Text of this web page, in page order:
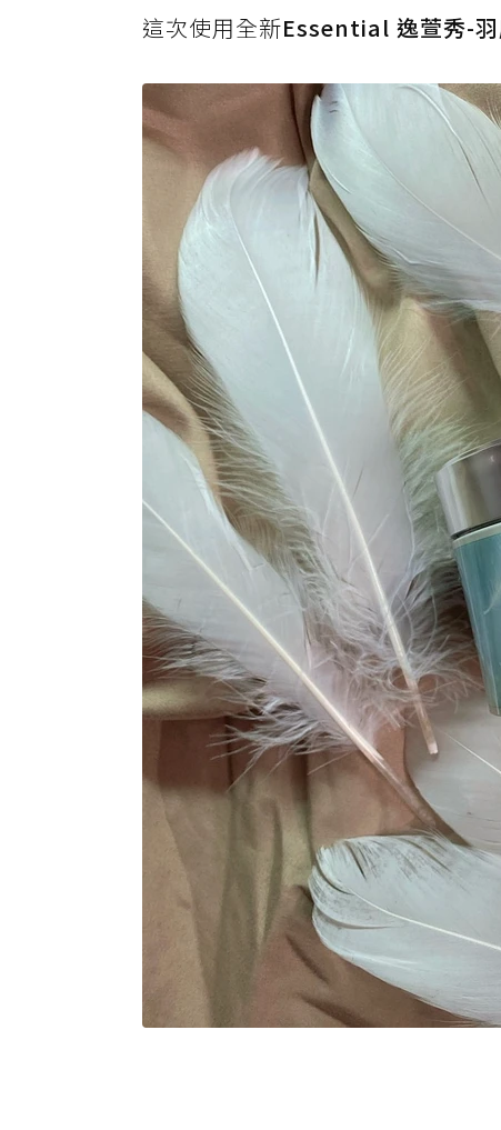
這次使用全新Essential 逸萱秀-